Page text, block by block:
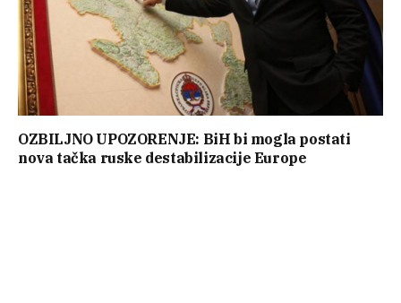
OZBILJNO UPOZORENJE: BiH bi mogla postati
nova tačka ruske destabilizacije Europe